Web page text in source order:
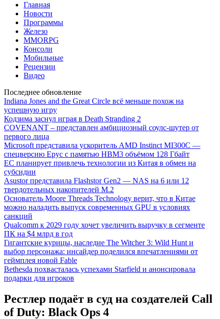
Главная
Новости
Программы
Железо
MMORPG
Консоли
Мобильные
Рецензии
Видео
Последнее обновление
Indiana Jones and the Great Circle всё меньше похож на
успешную игру
Кодзима заснул играя в Death Stranding 2
COVENANT – представлен амбициозный соулс-шутер от
первого лица
Microsoft представила ускоритель AMD Instinct MI300C —
спецверсию Epyc с памятью HBM3 объёмом 128 Гбайт
ЕС планирует привлечь технологии из Китая в обмен на
субсидии
Asustor представила Flashstor Gen2 — NAS на 6 или 12
твердотельных накопителей M.2
Основатель Moore Threads Technology верит, что в Китае
можно наладить выпуск современных GPU в условиях
санкций
Qualcomm к 2029 году хочет увеличить выручку в сегменте
ПК на $4 млрд в год
Гигантские курицы, наследие The Witcher 3: Wild Hunt и
выбор персонажа: инсайдер поделился впечатлениями от
геймплея новой Fable
Bethesda похвасталась успехами Starfield и анонсировала
подарки для игроков
Рестлер подаёт в суд на создателей Call
of Duty: Black Ops 4